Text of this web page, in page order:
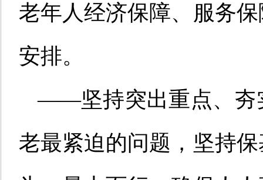
老年人经济保障、服务
安排。
——坚持突出重点、夯
老最紧迫的问题，坚持